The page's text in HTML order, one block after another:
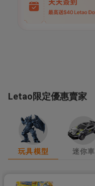
Letao限定優惠賣家
玩具模型 迷你車